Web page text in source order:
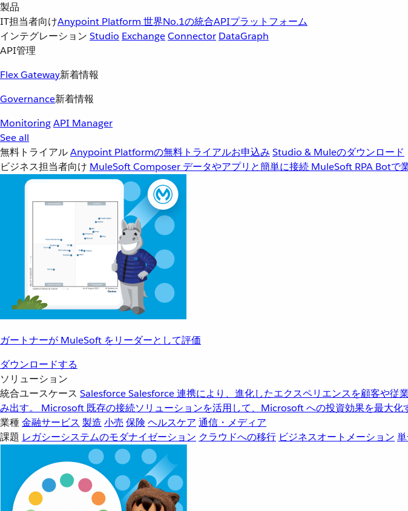
製品
IT担当者向けAnypoint Platform 世界No.1の統合APIプラットフォーム
インテグレーション Studio ExchangeConnector DataGraph
API管理
Flex Gateway新着情報
Governance新着情報
MonitoringAPI Manager
See all
無料トライアルAnypoint Platformの無料トライアルお申込み Studio & Muleのダウンロード
ビジネス担当者向け MuleSoft Composer データやアプリと簡単に接続 MuleSoft RPA Botで
ガートナーが MuleSoft をリーダーとして評価
ダウンロードする
ソリューション
統合ユースケース SalesforceSalesforce 連携により、進化したエクスペリエンスを顧客や従
み出す。
Microsoft 既存の接続ソリューションを活用して、Microsoft への投資効果を最大化
業種金融サービス 製造 小売 保険 ヘルスケア 通信・メディア
課題 レガシーシステムのモダナイゼーション クラウドへの移行 ビジネスオートメーション